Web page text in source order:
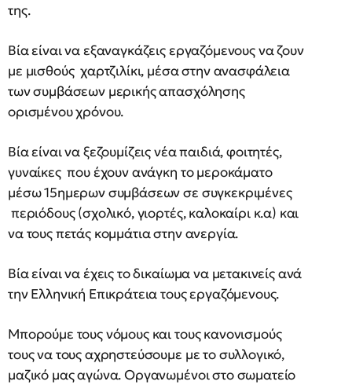
της.
Βία είναι να εξαναγκάζεις εργαζόμενους να ζουν
με μισθούς χαρτζιλίκι, μέσα στην ανασφάλεια
των συμβάσεων μερικής απασχόλησης
ορισμένου χρόνου.
Βία είναι να ξεζουμίζεις νέα παιδιά, φοιτητές,
γυναίκες που έχουν ανάγκη το μεροκάματο
μέσω 15ημερων συμβάσεων σε συγκεκριμένες
περιόδους (σχολικό, γιορτές, καλοκαίρι κ.α) και
να τους πετάς κομμάτια στην ανεργία.
Βία είναι να έχεις το δικαίωμα να μετακινείς ανά
την Ελληνική Επικράτεια τους εργαζόμενους.
Μπορούμε τους νόμους και τους κανονισμούς
τους να τους αχρηστεύσουμε με το συλλογικό,
μαζικό μας αγώνα. Οργανωμένοι στο σωματείο